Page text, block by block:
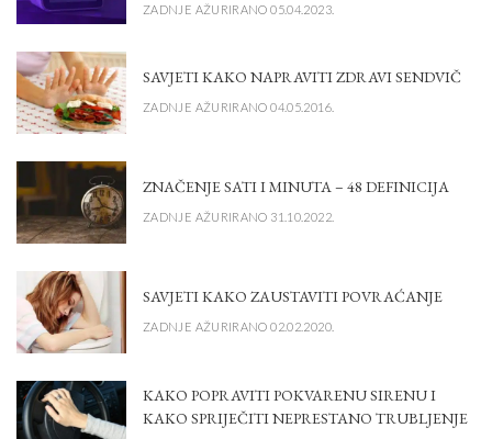
ZADNJE AŽURIRANO 05.04.2023.
SAVJETI KAKO NAPRAVITI ZDRAVI SENDVIČ
ZADNJE AŽURIRANO 04.05.2016.
ZNAČENJE SATI I MINUTA – 48 DEFINICIJA
ZADNJE AŽURIRANO 31.10.2022.
SAVJETI KAKO ZAUSTAVITI POVRAĆANJE
ZADNJE AŽURIRANO 02.02.2020.
KAKO POPRAVITI POKVARENU SIRENU I
KAKO SPRIJEČITI NEPRESTANO TRUBLJENJE